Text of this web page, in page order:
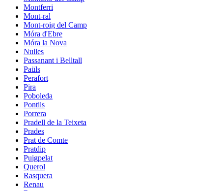
Montferri
Mont-ral
Mont-roig del Camp
Móra d'Ebre
Móra la Nova
Nulles
Passanant i Belltall
Paüls
Perafort
Pira
Poboleda
Pontils
Porrera
Pradell de la Teixeta
Prades
Prat de Comte
Pratdip
Puigpelat
Querol
Rasquera
Renau